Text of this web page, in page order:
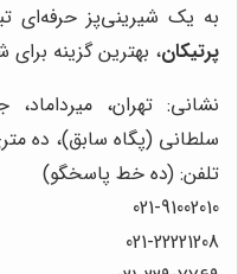
به یک شیرینی‌پز حرفه‌ای
پرتیکان، بهترین گزینه
نشانی: تهران،
سلطانی (پگاه سابق)، ده متری
تلفن: (ده خط پاسخگو)
021-91002010
021-22221208